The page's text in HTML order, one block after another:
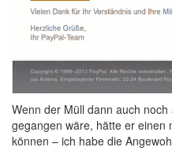
Wenn der Müll dann auch
gegangen wäre, hätte er einen
können – ich habe die